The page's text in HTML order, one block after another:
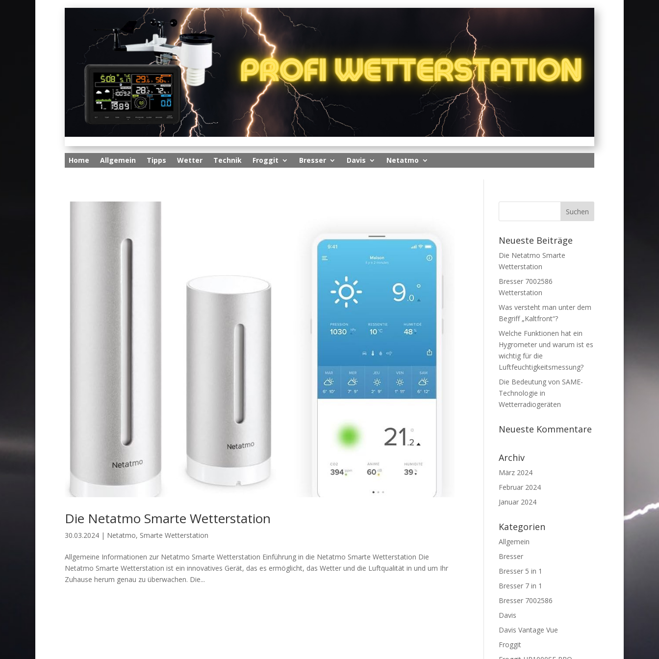
Home Allgemein Tipps Wetter Technik Froggit Bresser Davis Netatmo
Die Netatmo Smarte Wetterstation
30.03.2024 | Netatmo, Smarte Wetterstation
Allgemeine Informationen zur Netatmo Smarte Wetterstation Einführung in die Netatmo Smarte Wetterstation Die
Netatmo Smarte Wetterstation ist ein innovatives Gerät, das es ermöglicht, das Wetter und die Luftqualität in und um Ihr
Zuhause herum genau zu überwachen. Die...
Neueste Beiträge
Die Netatmo Smarte
Wetterstation
Bresser 7002586
Wetterstation
Was versteht man unter dem
Begriff „Kaltfront“?
Welche Funktionen hat ein
Hygrometer und warum ist es
wichtig für die
Luftfeuchtigkeitsmessung?
Die Bedeutung von SAME-
Technologie in
Wetterradiogeräten
Neueste Kommentare
Archiv
März 2024
Februar 2024
Januar 2024
Kategorien
Allgemein
Bresser
Bresser 5 in 1
Bresser 7 in 1
Bresser 7002586
Davis
Davis Vantage Vue
Froggit